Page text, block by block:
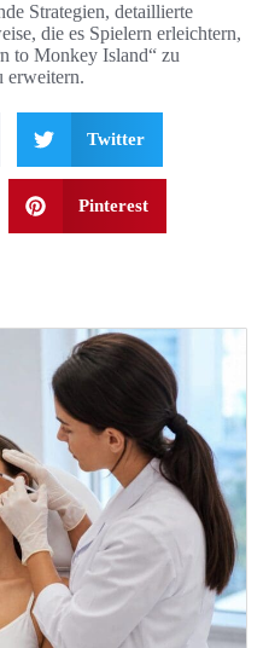
Strategien, detaillierte
die es Spielern erleichtern,
to Monkey Island“ zu
erweitern.
Twitter
Pinterest